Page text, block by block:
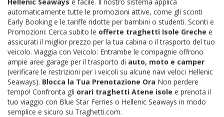
automaticamente tutte le promozioni attive, come gli sconti
Early Booking e le tariffe ridotte per bambini o studenti. Sconti e
Promozioni: Cerca subito le offerte traghetti Isole Greche e
assicurati il miglior prezzo per la tua cabina o il trasporto del tuo
veicolo. Viaggia con Veicolo: Entrambe le compagnie offrono
ampie aree garage per il trasporto di auto, moto e camper
(verificare le restrizioni per i veicoli su alcune navi veloci Hellenic
Seaways). Blocca la Tua Prenotazione Ora Non perdere
tempo! Confronta gli orari traghetti Atene isole e prenota il
tuo viaggio con Blue Star Ferries o Hellenic Seaways in modo
semplice e sicuro su Traghetti.com.